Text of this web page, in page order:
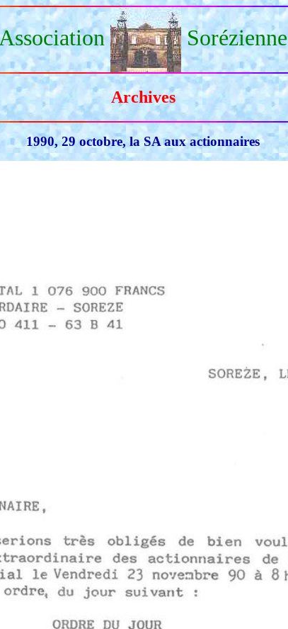
Association Sorézienne
Archives
1990, 29 octobre, la SA aux actionnaires